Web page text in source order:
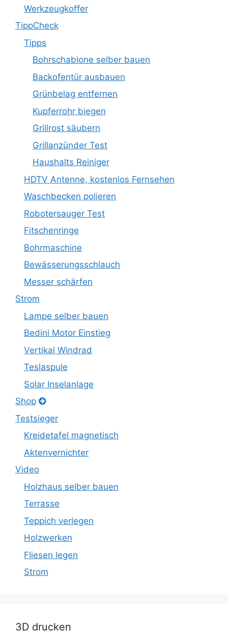
Werkzeugkoffer
TippCheck
Tipps
Bohrschablone selber bauen
Backofentür ausbauen
Grünbelag entfernen
Kupferrohr biegen
Grillrost säubern
Grillanzünder Test
Haushalts Reiniger
HDTV Antenne, kostenlos Fernsehen
Waschbecken polieren
Robotersauger Test
Fitschenringe
Bohrmaschine
Bewässerungsschlauch
Messer schärfen
Strom
Lampe selber bauen
Bedini Motor Einstieg
Vertikal Windrad
Teslaspule
Solar Inselanlage
Shop
Testsieger
Kreidetafel magnetisch
Aktenvernichter
Video
Holzhaus selber bauen
Terrasse
Teppich verlegen
Holzwerken
Fliesen legen
Strom
3D drucken